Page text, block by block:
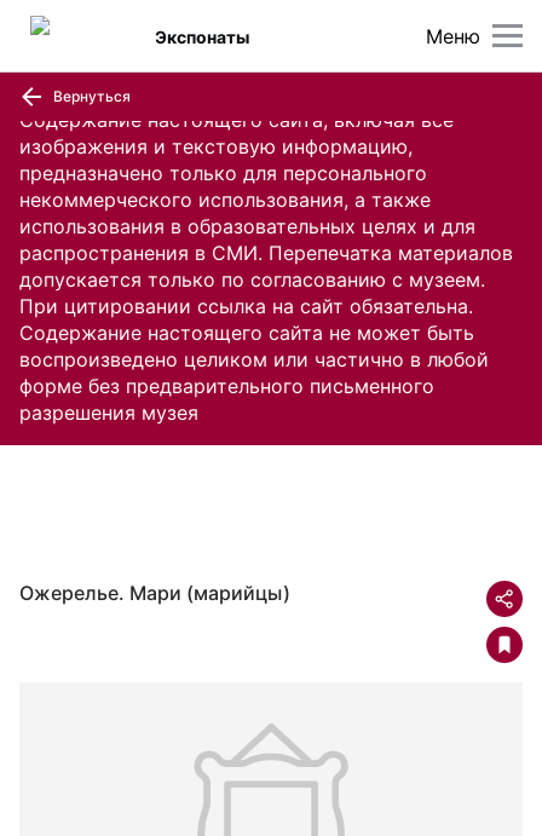
Содержание настоящего сайта, включая все
изображения и текстовую информацию,
предназначено только для персонального
некоммерческого использования, а также
использования в образовательных целях и для
распространения в СМИ. Перепечатка материалов
допускается только по согласованию с музеем.
При цитировании ссылка на сайт обязательна.
Содержание настоящего сайта не может быть
воспроизведено целиком или частично в любой
форме без предварительного письменного
разрешения музея
Меню
Экспонаты
Вернуться
Ожерелье. Мари (марийцы)